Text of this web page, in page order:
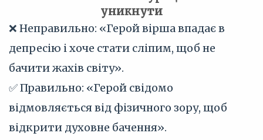
уникнути
❌ Неправильно: «Герой вірша впадає в
депресію і хоче стати сліпим, щоб не
бачити жахів світу».
✅ Правильно: «Герой свідомо
відмовляється від фізичного зору, щоб
відкрити духовне бачення».